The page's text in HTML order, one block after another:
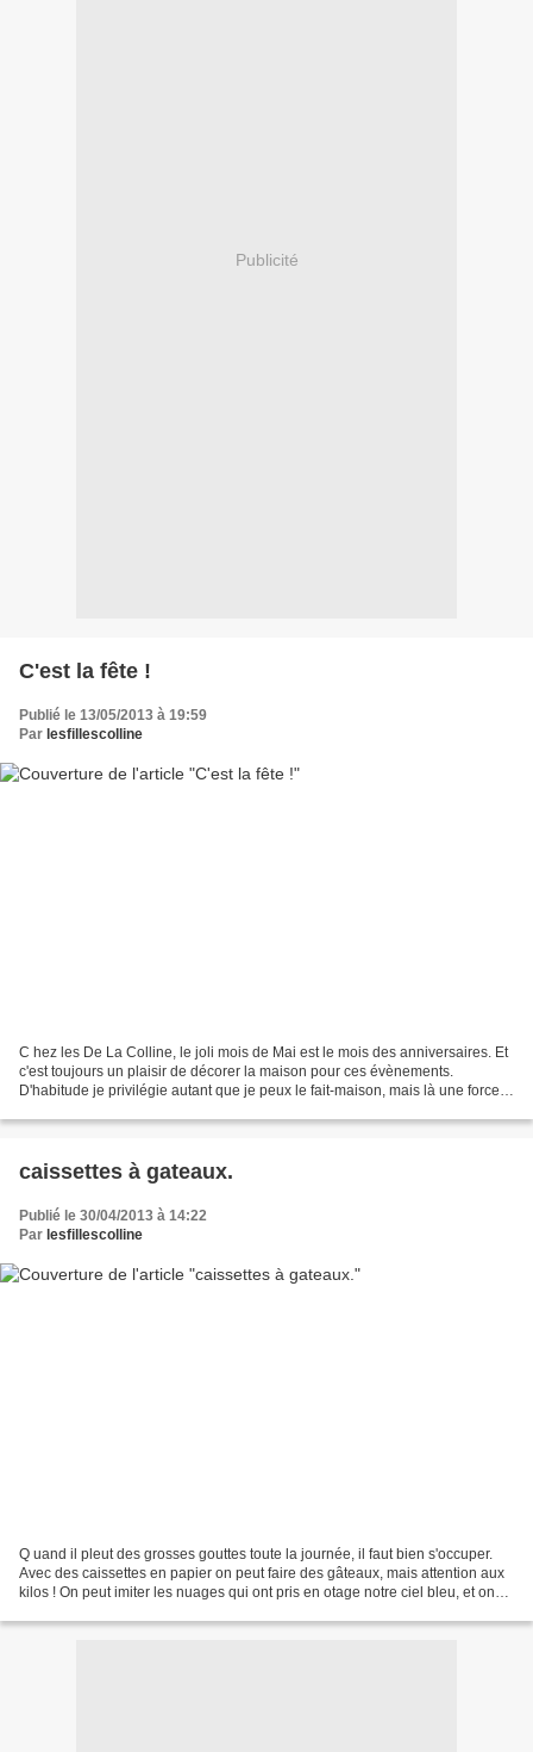
Publicité
C'est la fête !
Publié le 13/05/2013 à 19:59
Par lesfillescolline
C hez les De La Colline, le joli mois de Mai est le mois des anniversaires. Et
c'est toujours un plaisir de décorer la maison pour ces évènements.
D'habitude je privilégie autant que je peux le fait-maison, mais là une force
caissettes à gateaux.
Publié le 30/04/2013 à 14:22
Par lesfillescolline
Q uand il pleut des grosses gouttes toute la journée, il faut bien s'occuper.
Avec des caissettes en papier on peut faire des gâteaux, mais attention aux
kilos ! On peut imiter les nuages qui ont pris en otage notre ciel bleu, et on